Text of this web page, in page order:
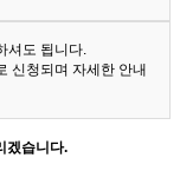
셔도 됩니다.
신청되며 자세한 안내
겠습니다.